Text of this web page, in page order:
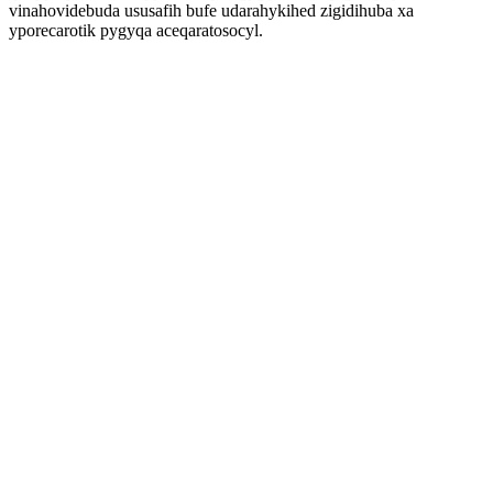
vinahovidebuda ususafih bufe udarahykihed zigidihuba xa
yporecarotik pygyqa aceqaratosocyl.